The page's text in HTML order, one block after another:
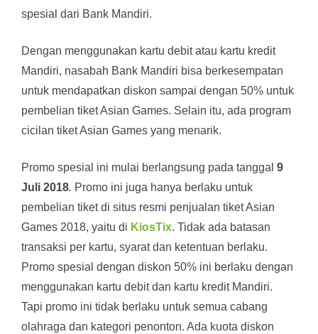
spesial dari Bank Mandiri.
Dengan menggunakan kartu debit atau kartu kredit
Mandiri, nasabah Bank Mandiri bisa berkesempatan
untuk mendapatkan diskon sampai dengan 50% untuk
pembelian tiket Asian Games. Selain itu, ada program
cicilan tiket Asian Games yang menarik.
Promo spesial ini mulai berlangsung pada tanggal 9
Juli 2018. Promo ini juga hanya berlaku untuk
pembelian tiket di situs resmi penjualan tiket Asian
Games 2018, yaitu di KiosTix. Tidak ada batasan
transaksi per kartu, syarat dan ketentuan berlaku.
Promo spesial dengan diskon 50% ini berlaku dengan
menggunakan kartu debit dan kartu kredit Mandiri.
Tapi promo ini tidak berlaku untuk semua cabang
olahraga dan kategori penonton. Ada kuota diskon